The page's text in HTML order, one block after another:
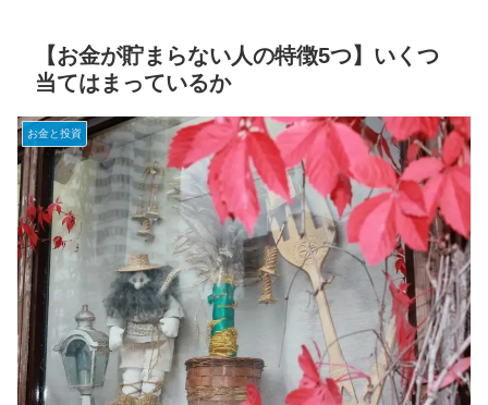
【お金が貯まらない人の特徴5つ】いくつ
当てはまっているか
お金と投資